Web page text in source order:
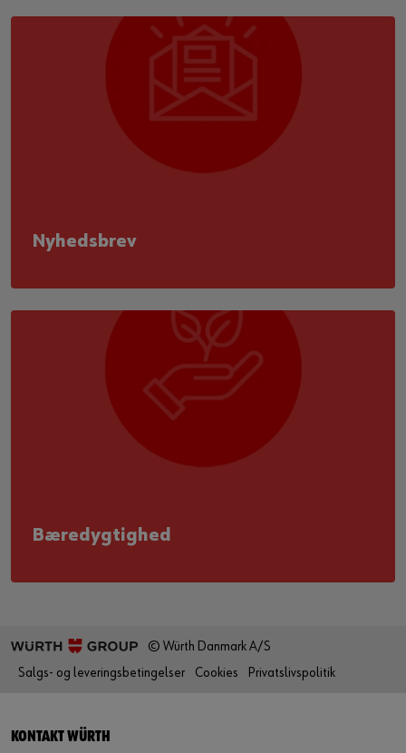
Nyhedsbrev
Bæredygtighed
© Würth Danmark A/S
Salgs- og leveringsbetingelser
Cookies Privatslivspolitik
KONTAKT WÜRTH